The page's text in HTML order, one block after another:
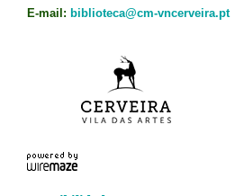
E-mail: biblioteca@cm-vncerveira.pt